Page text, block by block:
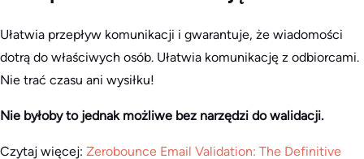
Ułatwia przepływ komunikacji i gwarantuje, że wiadomości
dotrą do właściwych osób. Ułatwia komunikację z odbiorcami.
Nie trać czasu ani wysiłku!
Nie byłoby to jednak możliwe bez narzędzi do walidacji.
Czytaj więcej: Zerobounce Email Validation: The Definitive